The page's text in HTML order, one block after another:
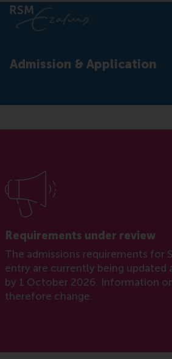
Admission & Application
Requirements under review
The admissions requirements for
entry are currently being updated
by 1 October 2026. Information
therefore change.